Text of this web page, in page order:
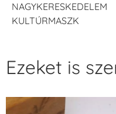
NAGYKERESKEDELEM
KULTÚRMASZK
Ezeket is